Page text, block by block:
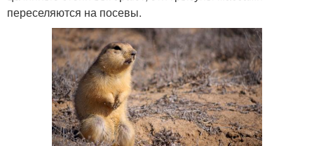
переселяются на посевы.